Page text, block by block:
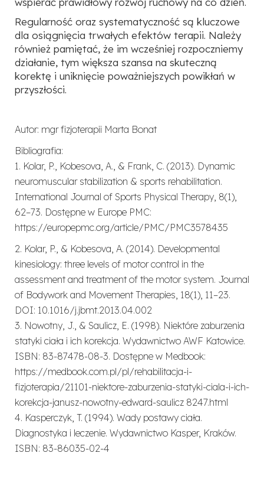
Regularność oraz systematyczność są kluczowe
dla osiągnięcia trwałych efektów terapii. Należy
również pamiętać, że im wcześniej rozpoczniemy
działanie, tym większa szansa na skuteczną
korektę i uniknięcie poważniejszych powikłań w
przyszłości.
Autor: mgr fizjoterapii Marta Bonat
Bibliografia:
1. Kolar, P., Kobesova, A., & Frank, C. (2013). Dynamic
neuromuscular stabilization & sports rehabilitation.
International Journal of Sports Physical Therapy, 8(1),
62–73. Dostępne w Europe PMC:
https://europepmc.org/article/PMC/PMC3578435
2. Kolar, P., & Kobesova, A. (2014). Developmental
kinesiology: three levels of motor control in the
assessment and treatment of the motor system. Journal
of Bodywork and MovementTherapies, 18(1), 11–23.
DOI: 10.1016/j.jbmt.2013.04.002
3. Nowotny, J., & Saulicz, E. (1998). Niektóre zaburzenia
statyki ciała i ich korekcja. Wydawnictwo AWF Katowice.
ISBN: 83-87478-08-3. Dostępne w Medbook:
https://medbook.com.pl/pl/rehabilitacja-i-
fizjoterapia/21101-niektore-zaburzenia-statyki-ciala-i-ich-
korekcja-janusz-nowotny-edward-saulicz 8247.html
4. Kasperczyk, T. (1994). Wady postawy ciała.
Diagnostyka i leczenie. Wydawnictwo Kasper, Kraków.
ISBN: 83-86035-02-4